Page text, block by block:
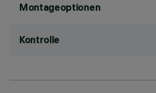
Montageoptionen
Kontrolle